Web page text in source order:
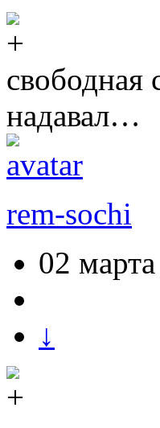
свободная
надавал…
rem-sochi
02
↓